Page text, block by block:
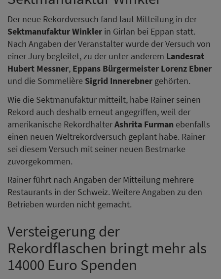
Der neue Rekordversuch fand laut Mitteilung in der
Sektmanufaktur Winkler in Girlan bei Eppan statt.
Nach Angaben der Veranstalter wurde der Versuch von
einer Jury begleitet, zu der unter anderem Landesrat
Hubert Messner, Eppans Bürgermeister Lorenz Ebner
und die Sommelière Sigrid Innerebner gehörten.
Wie die Sektmanufaktur mitteilt, habe Rainer seinen
Rekord auch deshalb erneut angegriffen, weil der
amerikanische RekordhalterAshrita Furman ebenfalls
einen neuen Weltrekordversuch geplant habe. Rainer
sei diesem Versuch mit seiner neuen Bestmarke
zuvorgekommen.
Rainer führt nach Angaben der Mitteilung mehrere
Restaurants in der Schweiz. Weitere Angaben zu den
Betrieben wurden nicht gemacht.
Versteigerung der
Rekordflaschen bringt mehr als
14000 Euro Spenden